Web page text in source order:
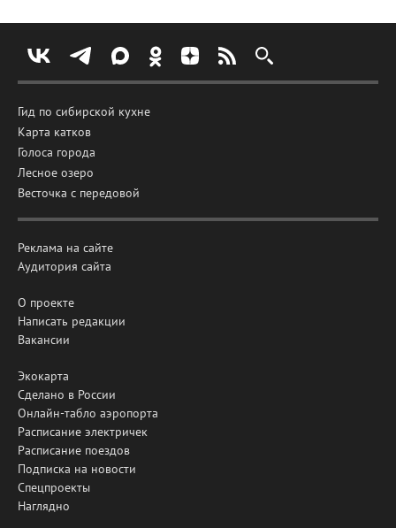
Гид по сибирской кухне
Карта катков
Голоса города
Лесное озеро
Весточка с передовой
Реклама на сайте
Аудитория сайта
О проекте
Написать редакции
Вакансии
Экокарта
Сделано в России
Онлайн-табло аэропорта
Расписание электричек
Расписание поездов
Подписка на новости
Спецпроекты
Наглядно